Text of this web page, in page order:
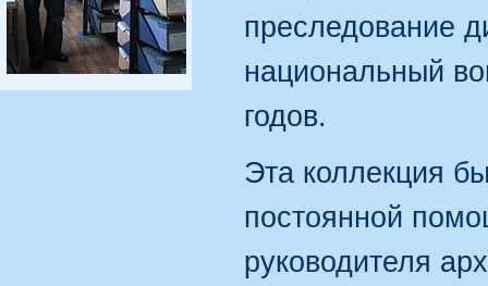
преследование
национальный
годов.
Эта коллекция
постоянной
руководителя